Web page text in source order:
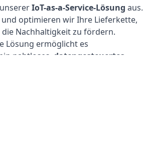
IoT-as-a-Service-Lösung aus.
und optimieren wir Ihre Lieferkette,
Nachhaltigkeit zu fördern.
Lösung ermöglicht es
nahtloses, datengesteuertes
beschleunigt.